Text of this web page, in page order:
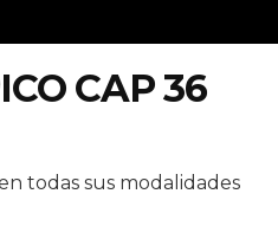
CAP 36
todas sus modalidades